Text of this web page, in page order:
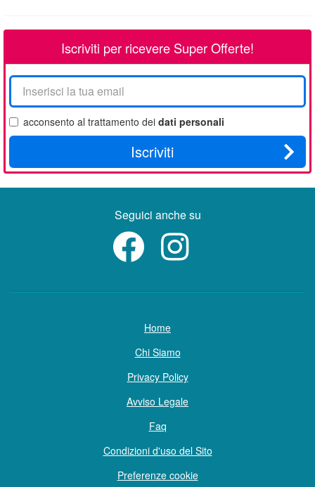
Iscriviti per ricevere Super Offerte!
La
tua
email
acconsento al trattamento dei dati personali
Iscriviti
Seguici anche su
Home
Chi Siamo
Privacy Policy
Avviso Legale
Faq
Condizioni d'uso del Sito
Preferenze cookie